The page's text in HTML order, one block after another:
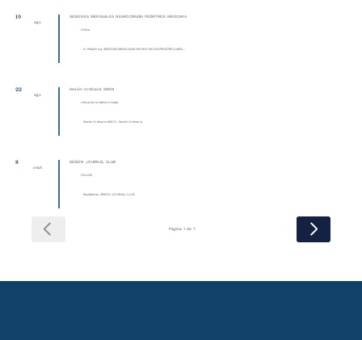
19
ago
SESIONES MENSUALES NEUROCIRUGÍA PEDIÁTRICA MEXICANA
Online
N. Pediátrica, SESIONES MENSUALES NEUROCIRUGÍA PEDIÁTRICA MEXI...
22
ago
Sesión Ordinaria SMCN
Ubicación no determinada
Sesión Ordinaria SMCN , Sesión Ordinaria
8
sept
SESIÓN JOURNAL CLUB
ONLINE
Residentes, SESIÓN JOURNAL CLUB
Página 1 de 7